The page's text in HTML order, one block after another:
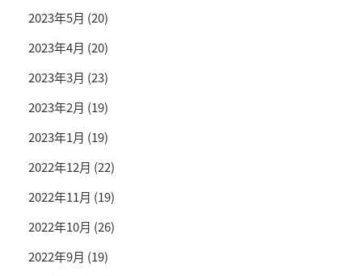
2023年5月 (20)
2023年4月 (20)
2023年3月 (23)
2023年2月 (19)
2023年1月 (19)
2022年12月 (22)
2022年11月 (19)
2022年10月 (26)
2022年9月 (19)